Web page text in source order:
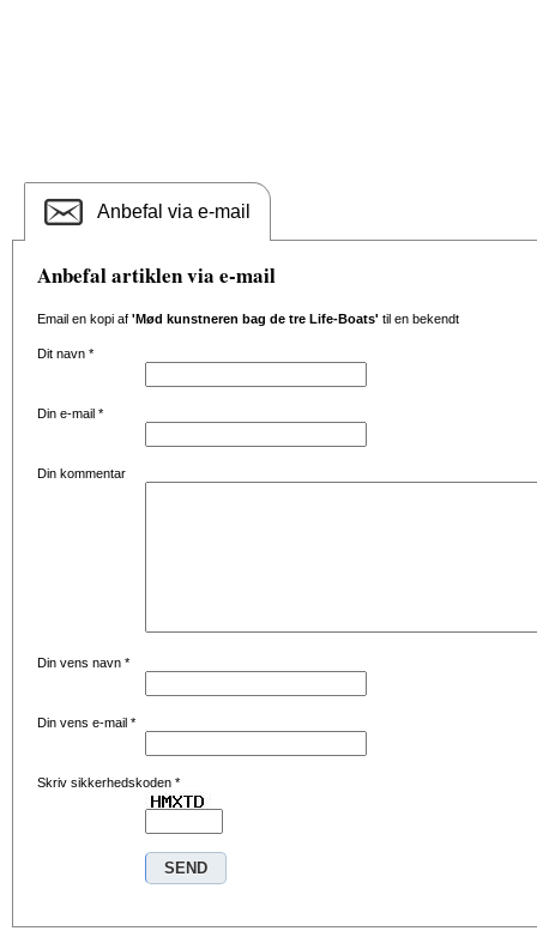
Anbefal via e-mail
Anbefal artiklen via e-mail
Email en kopi af 'Mød kunstneren bag de tre Life-Boats' til en bekendt
Dit navn *
Din e-mail *
Din kommentar
Din vens navn *
Din vens e-mail *
Skriv sikkerhedskoden *